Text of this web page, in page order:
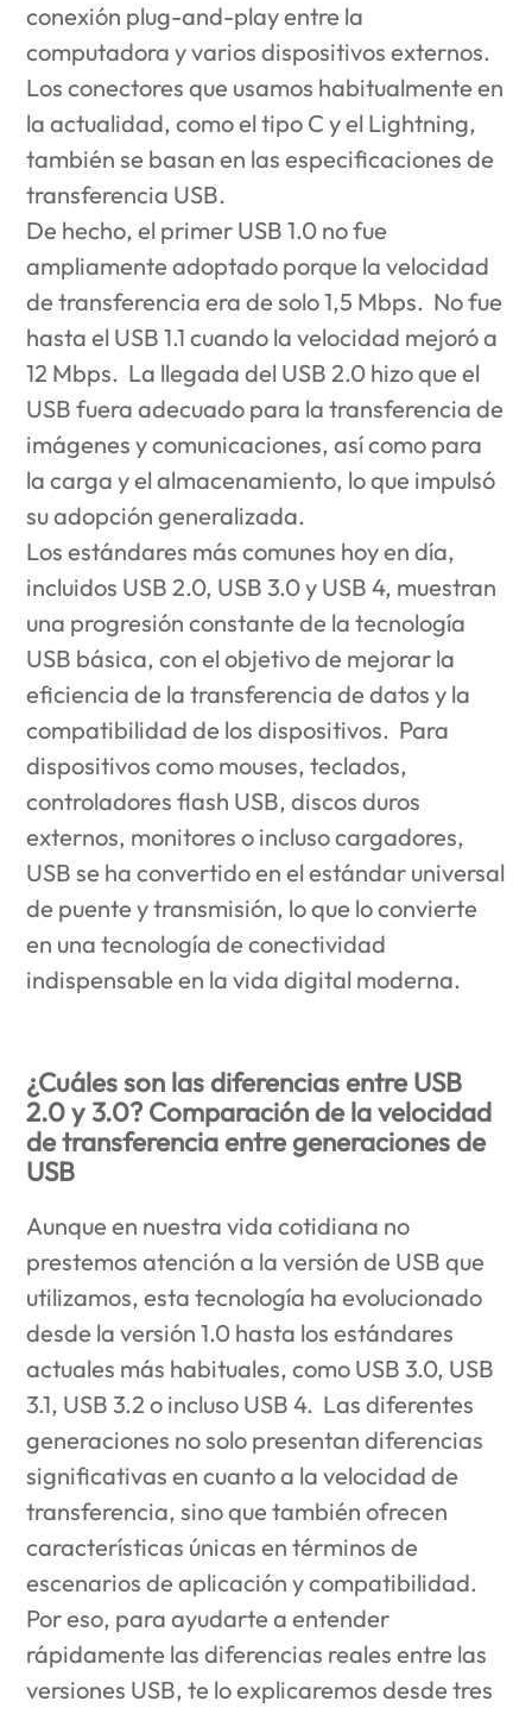
conexión plug-and-play entre la
computadora y varios dispositivos externos.
Los conectores que usamos habitualmente en
la actualidad, como el tipo C y el Lightning,
también se basan en las especificaciones de
transferencia USB.
De hecho, el primer USB 1.0 no fue
ampliamente adoptado porque la velocidad
de transferencia era de solo 1,5 Mbps. No fue
hasta el USB 1.1 cuando la velocidad mejoró a
12 Mbps. La llegada del USB 2.0 hizo que el
USB fuera adecuado para la transferencia de
imágenes y comunicaciones, así como para
la carga y el almacenamiento, lo que impulsó
su adopción generalizada.
Los estándares más comunes hoy en día,
incluidos USB 2.0, USB 3.0 y USB 4, muestran
una progresión constante de la tecnología
USB básica, con el objetivo de mejorar la
eficiencia de la transferencia de datos y la
compatibilidad de los dispositivos. Para
dispositivos como mouses, teclados,
controladores flash USB, discos duros
externos, monitores o incluso cargadores,
USB se ha convertido en el estándar universal
de puente y transmisión, lo que lo convierte
en una tecnología de conectividad
indispensable en la vida digital moderna.
¿Cuáles son las diferencias entre USB
2.0 y 3.0? Comparación de la velocidad
de transferencia entre generaciones de
USB
Aunque en nuestra vida cotidiana no
prestemos atención a la versión de USB que
utilizamos, esta tecnología ha evolucionado
desde la versión 1.0 hasta los estándares
actuales más habituales, como USB 3.0, USB
3.1, USB 3.2 o incluso USB 4. Las diferentes
generaciones no solo presentan diferencias
significativas en cuanto a la velocidad de
transferencia, sino que también ofrecen
características únicas en términos de
escenarios de aplicación y compatibilidad.
Por eso, para ayudarte a entender
rápidamente las diferencias reales entre las
versiones USB, te lo explicaremos desde tres